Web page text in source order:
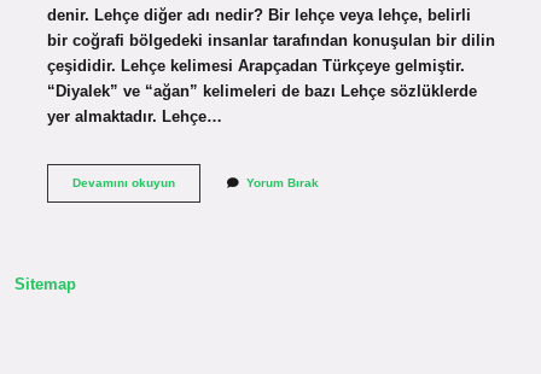
denir. Lehçe diğer adı nedir? Bir lehçe veya lehçe, belirli
bir coğrafi bölgedeki insanlar tarafından konuşulan bir dilin
çeşididir. Lehçe kelimesi Arapçadan Türkçeye gelmiştir.
“Diyalek” ve “ağan” kelimeleri de bazı Lehçe sözlüklerde
yer almaktadır. Lehçe…
Devamını okuyunLehçe
Yorum Bırak
Sitemap